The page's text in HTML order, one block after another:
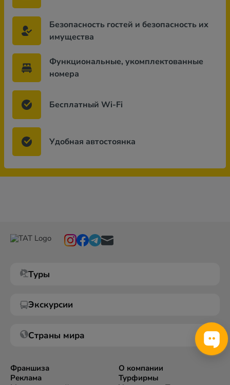
Безопасность гостей и безопасность их
имущества
Функциональные, укомплектованные
номера
Бесплатный Wi-Fi
Удобная автостоянка
Туры
Экскурсии
Страны мира
Франшиза
Реклама
О компании
Турфирмы